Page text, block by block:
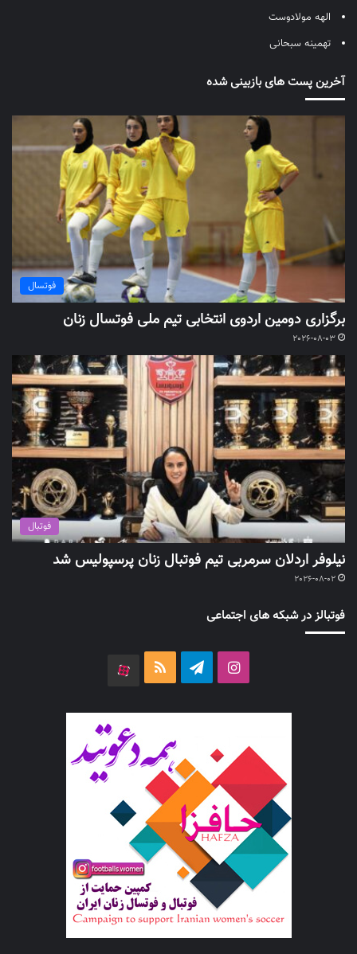
الهه مولادوست
تهمینه سبحانی
آخرین پست های بازبینی شده
فوتسال
برگزاری دومین اردوی انتخابی تیم ملی فوتسال زنان
2026-08-03
فوتبال
نیلوفر اردلان سرمربی تیم فوتبال زنان پرسپولیس شد
2026-08-02
فوتبالز در شبکه های اجتماعی
اینستاگرامتلگرام خوراک